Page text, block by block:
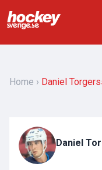
YouTube
Evenemang
Övrigt
Home Daniel
Daniel